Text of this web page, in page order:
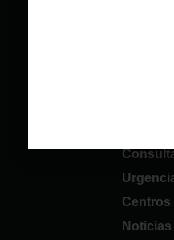
Centros
Noticias